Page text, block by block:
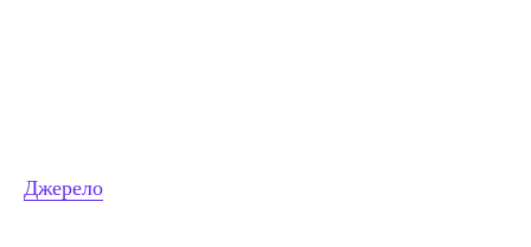
Джерело